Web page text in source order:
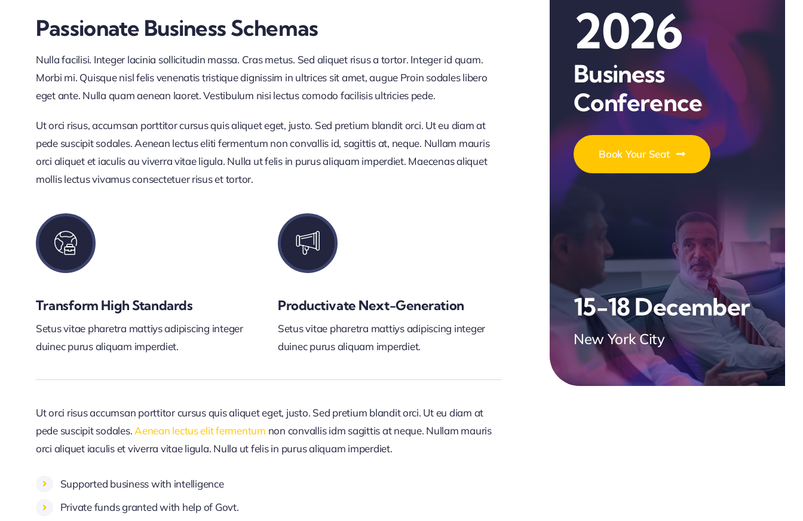
Passionate Business Schemas
Nulla facilisi. Integer lacinia sollicitudin massa. Cras metus. Sed aliquet risus a tortor. Integer id quam.
Morbi mi. Quisque nisl felis venenatis tristique dignissim in ultrices sit amet, augue Proin sodales libero
eget ante. Nulla quam aenean laoret. Vestibulum nisi lectus comodo facilisis ultricies pede.
Ut orci risus, accumsan porttitor cursus quis aliquet eget, justo. Sed pretium blandit orci. Ut eu diam at
pede suscipit sodales. Aenean lectus eliti fermentum non convallis id, sagittis at, neque. Nullam mauris
orci aliquet et iaculis au viverra vitae ligula. Nulla ut felis in purus aliquam imperdiet. Maecenas aliquet
mollis lectus vivamus consectetuer risus et tortor.
Transform High Standards
Setus vitae pharetra mattiys adipiscing integer
duinec purus aliquam imperdiet.
Productivate Next-Generation
Setus vitae pharetra mattiys adipiscing integer
duinec purus aliquam imperdiet.
Ut orci risus accumsan porttitor cursus quis aliquet eget, justo. Sed pretium blandit orci. Ut eu diam at
pede suscipit sodales. Aenean lectus elit fermentum non convallis idm sagittis at neque. Nullam mauris
orci aliquet iaculis et viverra vitae ligula. Nulla ut felis in purus aliquam imperdiet.
Supported business with intelligence
Private funds granted with help of Govt.
2026
Business
Conference
Book Your Seat
15-18 December
New York City